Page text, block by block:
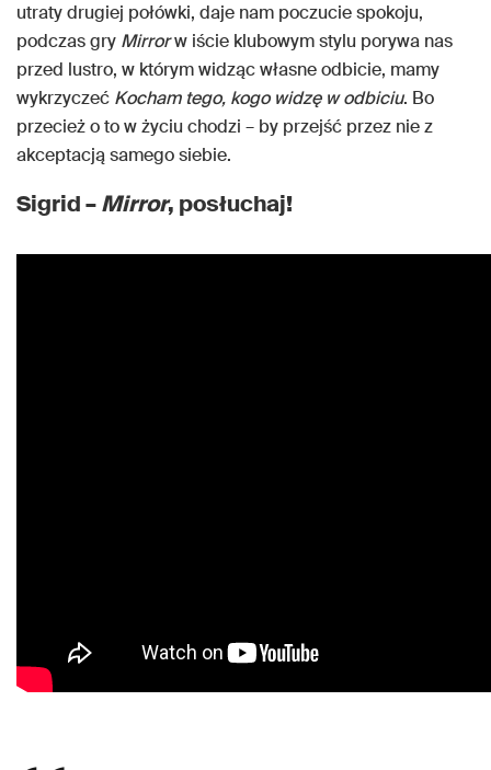
utraty drugiej połówki, daje nam poczucie spokoju,
podczas gry Mirrorw iście klubowym stylu porywa nas
przed lustro, w którym widząc własne odbicie, mamy
wykrzyczeć Kocham tego, kogo widzę w odbiciu. Bo
przecież o to w życiu chodzi – by przejść przez nie z
akceptacją samego siebie.
Sigrid –Mirror, posłuchaj!